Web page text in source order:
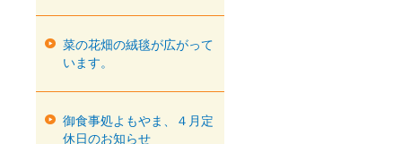
菜の花畑の絨毯が広がって
います。
御食事処よもやま、４月定
休日のお知らせ